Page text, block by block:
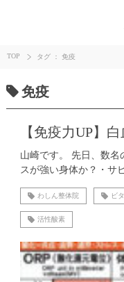
TOP タグ ： 免疫
免疫
【免疫力UP】
山崎です。 先日、数名
スが強い身体か？・サ
わしん整体院 ビ
活性酸素